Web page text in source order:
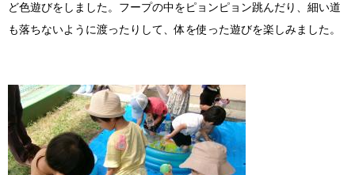
ど色遊びをしました。フープの中をピョンピョン跳んだり、細い道
も落ちないように渡ったりして、体を使った遊びを楽しみました。